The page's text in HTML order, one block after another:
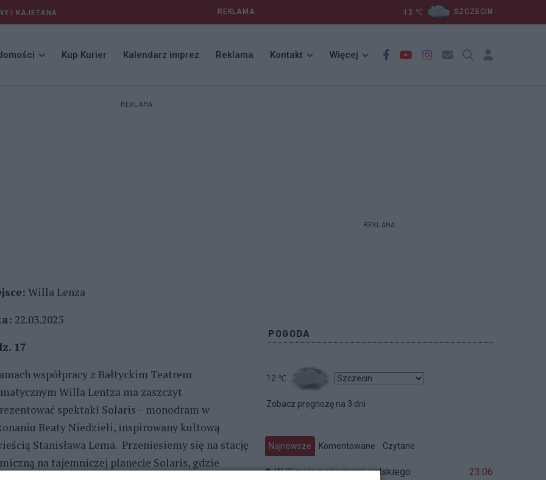
I KAJETANA REKLAMA 12 ℃ SZCZECIN
Kup Kurier Kalendarz imprez Reklama Kontakt Więcej
REKLAMA
Willa Lenza
22.03.2025
17
współpracy z Bałtyckim Teatrem
Willa Lentza ma zaszczyt
spektakl Solaris – monodram w
Beaty Niedzieli, inspirowany kultową
Stanisława Lema. Przeniesiemy się na stację
na tajemniczej planecie Solaris, gdzie
REKLAMA
POGODA
12 ℃
Zobacz prognozę na 3 dni
Najnowsze Komentowane Czytane
W Kijowie pożegnano polskiego
23:06